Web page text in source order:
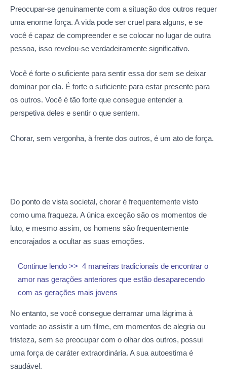
Preocupar-se genuinamente com a situação dos outros requer
uma enorme força. A vida pode ser cruel para alguns, e se
você é capaz de compreender e se colocar no lugar de outra
pessoa, isso revelou-se verdadeiramente significativo.
Você é forte o suficiente para sentir essa dor sem se deixar
dominar por ela. É forte o suficiente para estar presente para
os outros. Você é tão forte que consegue entender a
perspetiva deles e sentir o que sentem.
Chorar, sem vergonha, à frente dos outros, é um ato de força.
Do ponto de vista societal, chorar é frequentemente visto
como uma fraqueza. A única exceção são os momentos de
luto, e mesmo assim, os homens são frequentemente
encorajados a ocultar as suas emoções.
Continue lendo >> 4 maneiras tradicionais de encontrar o
amor nas gerações anteriores que estão desaparecendo
com as gerações mais jovens
No entanto, se você consegue derramar uma lágrima à
vontade ao assistir a um filme, em momentos de alegria ou
tristeza, sem se preocupar com o olhar dos outros, possui
uma força de caráter extraordinária. A sua autoestima é
saudável.